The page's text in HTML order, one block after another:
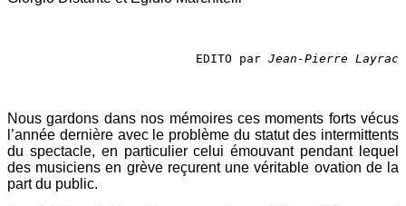
EDITO par Jean-Pierre Layrac
Nous gardons dans nos mémoires ces moments forts vécus
l’année dernière avec le problème du statut des intermittents
du spectacle, en particulier celui émouvant pendant lequel
des musiciens en grève reçurent une véritable ovation de la
part du public.